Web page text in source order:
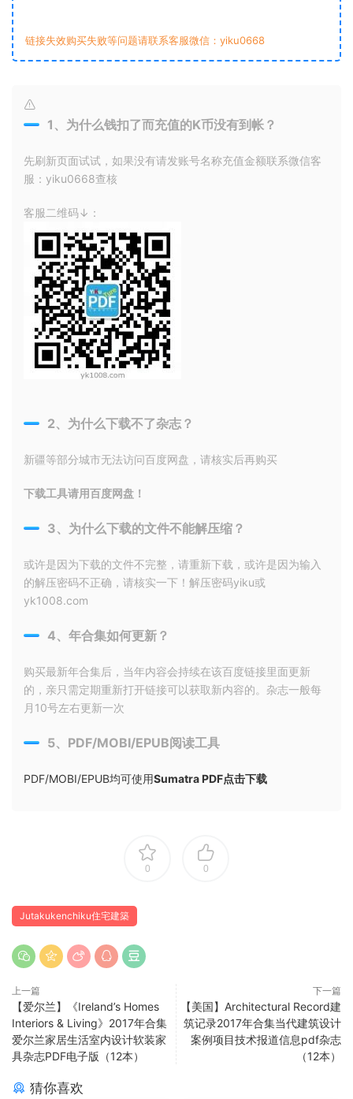
链接失效购买失败等问题请联系客服微信：yiku0668
1、为什么钱扣了而充值的K币没有到帐？
先刷新页面试试，如果没有请发账号名称充值金额联系微信客
服：yiku0668查核
客服二维码↓：
2、为什么下载不了杂志？
新疆等部分城市无法访问百度网盘，请核实后再购买
下载工具请用百度网盘！
3、为什么下载的文件不能解压缩？
或许是因为下载的文件不完整，请重新下载，或许是因为输入
的解压密码不正确，请核实一下！解压密码yiku或
yk1008.com
4、年合集如何更新？
购买最新年合集后，当年内容会持续在该百度链接里面更新
的，亲只需定期重新打开链接可以获取新内容的。杂志一般每
月10号左右更新一次
5、PDF/MOBI/EPUB阅读工具
PDF/MOBI/EPUB均可使用Sumatra PDF点击下载
0 0
Jutakukenchiku住宅建築
上一篇
【爱尔兰】《Ireland’s Homes
Interiors & Living》2017年合集
爱尔兰家居生活室内设计软装家
具杂志PDF电子版（12本）
下一篇
【美国】Architectural Record建
筑记录2017年合集当代建筑设计
案例项目技术报道信息pdf杂志
（12本）
猜你喜欢